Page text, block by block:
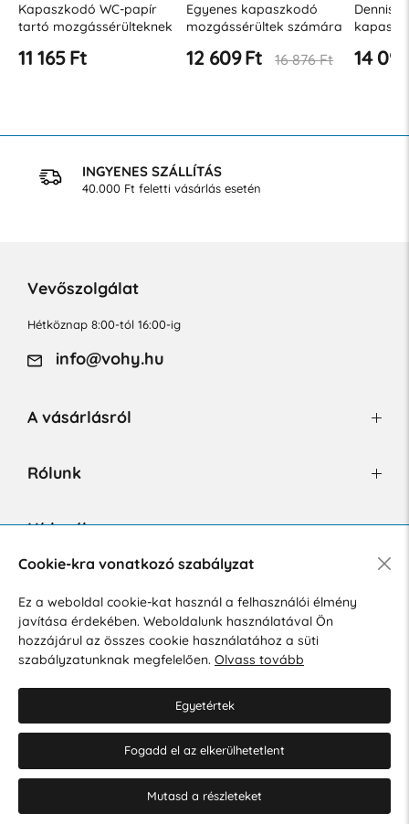
Kapaszkodó WC-papír
tartó mozgássérülteknek
matt
11 165 Ft
Egyenes kapaszkodó
mozgássérültek számára
12 609 Ft 16 876 Ft
Dennis
14
INGYENES SZÁLLÍTÁS
40.000 Ft feletti vásárlás esetén
Vevőszolgálat
Hétköznap 8:00-tól 16:00-ig
info@vohy.hu
A vásárlásról
Rólunk
Hírlevél
Hozzájárulok a személyes adatok marketing célú kezeléséhez.
Személyes adatok védelmére vonatkozó szabályzat.
Cookie-beállítások szerkesztése
Cookie-kra vonatkozó szabályzat
Ez a weboldal cookie-kat használ a felhasználói élmény
javítása érdekében. Weboldalunk használatával Ön
hozzájárul az összes cookie használatához a süti
szabályzatunknak megfelelően. Olvass tovább
Egyetértek
Fogadd el az elkerülhetetlent
Mutasd a részleteket